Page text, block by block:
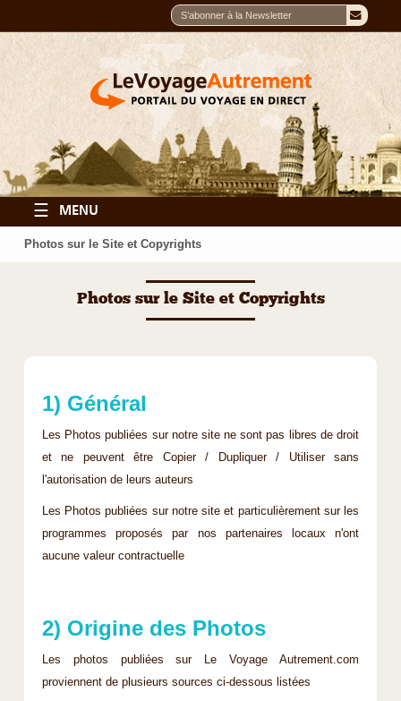
☰ MENU
Photos sur le Site et Copyrights
Photos sur le Site et Copyrights
1) Général
Les Photos publiées sur notre site ne sont pas libres de droit
et ne peuvent être Copier / Dupliquer / Utiliser sans
l'autorisation de leurs auteurs
Les Photos publiées sur notre site et particulièrement sur les
programmes proposés par nos partenaires locaux n'ont
aucune valeur contractuelle
2) Origine des Photos
Les photos publiées sur Le Voyage Autrement.com
proviennent de plusieurs sources ci-dessous listées